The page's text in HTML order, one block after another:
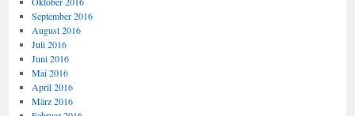
September 2016
August 2016
Juli 2016
Juni 2016
Mai 2016
April 2016
März 2016